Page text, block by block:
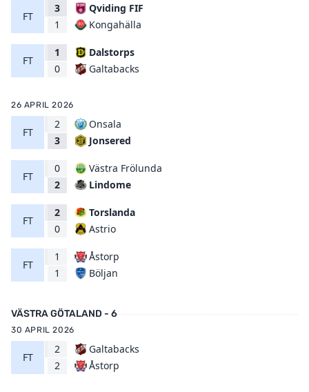
FT
3
1
Qviding FIF
Kongahälla
FT
1
0
Dalstorps
Galtabacks
26 APRIL 2026
FT
2
3
Onsala
Jonsered
FT
0
2
Västra Frölunda
Lindome
FT
2
0
Torslanda
Astrio
FT
1
1
Åstorp
Böljan
VÄSTRA GÖTALAND - 6
30 APRIL 2026
FT
2
2
Galtabacks
Åstorp